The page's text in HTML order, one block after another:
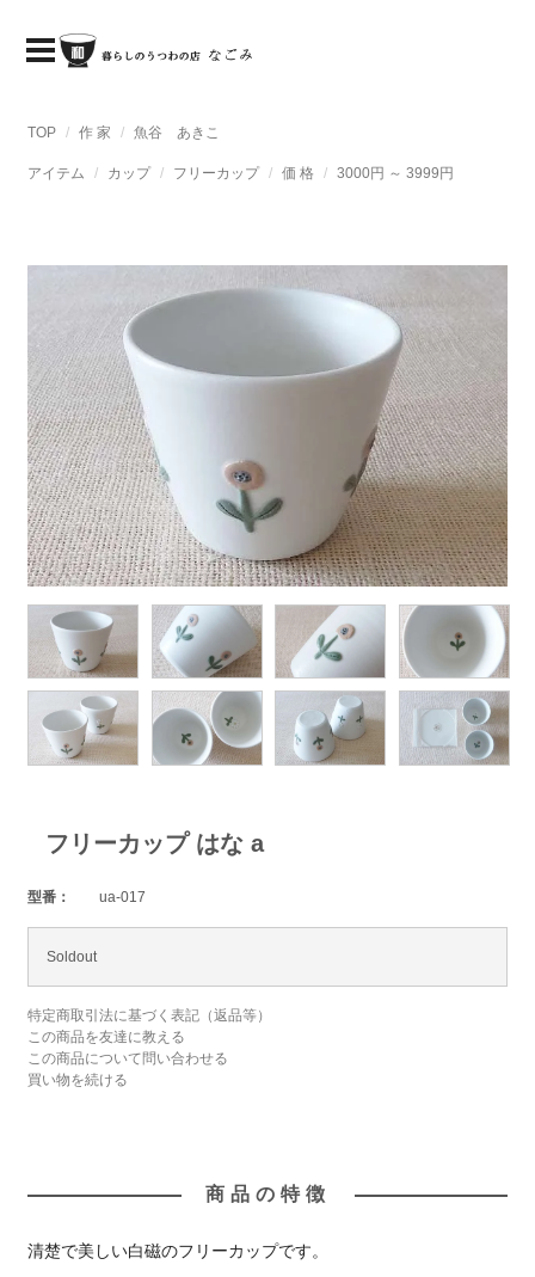
TOP 作 家 魚谷 あきこ
アイテム カップ フリーカップ 価 格 3000円 ～ 3999円
フリーカップ はな a
型番： ua-017
Soldout
特定商取引法に基づく表記（返品等）
この商品を友達に教える
この商品について問い合わせる
買い物を続ける
商品の特徴
清楚で美しい白磁のフリーカップです。